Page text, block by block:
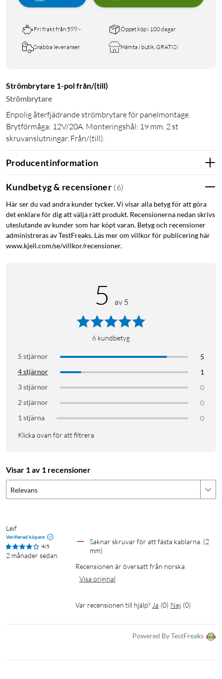
Fri frakt från 599:- Öppet köp i 100 dagar
Snabba leveranser Hämta i butik, GRATIS!
Strömbrytare 1-pol från/(till)
Strömbrytare
Enpolig återfjädrande strömbrytare för panelmontage.
Brytförmåga: 12V/20A. Monteringshål: 19 mm. 2 st
skruvanslutningar. Från/(till).
Producentinformation
Kundbetyg & recensioner (6)
Här ser du vad andra kunder tycker. Vi visar alla betyg för att göra
det enklare för dig att välja rätt produkt. Recensionerna nedan skrivs
uteslutande av kunder som har köpt varan. Betyg och recensioner
administreras av TestFreaks. Läs mer om villkor för publicering här
www.kjell.com/se/villkor/recensioner.
5 av 5
6 kundbetyg
5 stjärnor
5
4 stjärnor
1
3 stjärnor
0
2 stjärnor
0
1 stjärna
0
Klicka ovan för att filtrera
Visar 1 av 1 recensioner
Relevans
Leif
Verifierad köpare
4/5
2 månader sedan
Saknar skruvar för att fästa kablarna. (2
mm)
Recensionen är översatt från norska
Visa original
Var recensionen till hjälp? Ja (0) Nej (0)
Powered By TestFreaks